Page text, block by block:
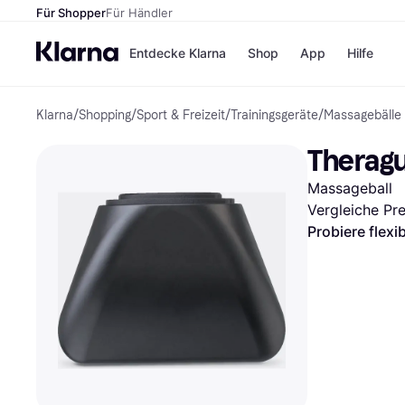
Für ShopperFür Händler
Entdecke Klarna
Zahlungsmethoden
Sofort bezahlen
Bezahle in 3
Bezahle in bis zu 30 Tagen
Ratenzahlung
Shop
Shops
H&M
Temu
App Hilfe
Klarna/Shopping/Sport & Freizeit/Trainingsgeräte/Massagebälle
Massageball
Vergleiche
Probiere